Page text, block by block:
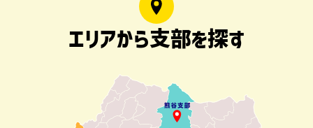
エリアから支部を探す